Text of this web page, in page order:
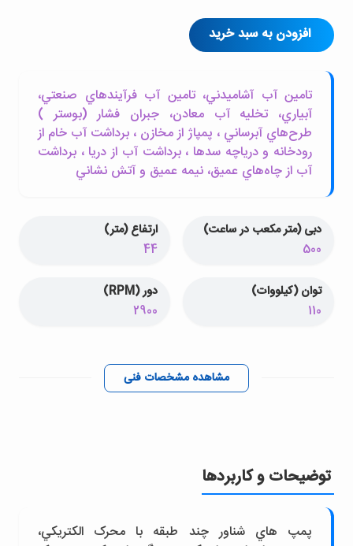
افزودن به سبد خرید
تامين آب آشاميدني، تامين آب فرآيندهاي صنعتي،
آبياري، تخليه آب معادن، جبران فشار (بوستر )
طرح‌هاي آبرساني ، پمپاژ از مخازن ، برداشت آب خام از
رودخانه و درياچه سدها ، برداشت آب از دريا ، برداشت
آب از چاه‌هاي عميق، نيمه عميق و آتش نشاني
دبی (متر مکعب در ساعت)
500
ارتفاع (متر)
44
توان (کیلووات)
110
دور (RPM)
2900
مشاهده مشخصات فنی
توضیحات و کاربردها
پمپ هاي شناور چند طبقه با محرک الکتريکي،